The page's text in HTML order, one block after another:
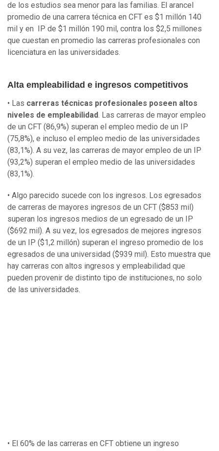
de los estudios sea menor para las familias. El arancel
promedio de una carrera técnica en CFT es $1 millón 140
mil y en IP de $1 millón 190 mil, contra los $2,5 millones
que cuestan en promedio las carreras profesionales con
licenciatura en las universidades.
Alta empleabilidad e ingresos competitivos
• Las carreras técnicas profesionales poseen altos
niveles de empleabilidad. Las carreras de mayor empleo
de un CFT (86,9%) superan el empleo medio de un IP
(75,8%), e incluso el empleo medio de las universidades
(83,1%). A su vez, las carreras de mayor empleo de un IP
(93,2%) superan el empleo medio de las universidades
(83,1%).
• Algo parecido sucede con los ingresos. Los egresados
de carreras de mayores ingresos de un CFT ($853 mil)
superan los ingresos medios de un egresado de un IP
($692 mil). A su vez, los egresados de mejores ingresos
de un IP ($1,2 millón) superan el ingreso promedio de los
egresados de una universidad ($939 mil). Esto muestra que
hay carreras con altos ingresos y empleabilidad que
pueden provenir de distinto tipo de instituciones, no solo
de las universidades.
• El 60% de las carreras en CFT obtiene un ingreso